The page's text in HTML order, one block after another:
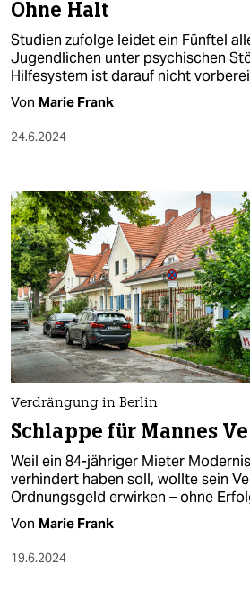
wahrheit
verlag
verlag
shop
fragen & hilfe
unterstützen
abo
genossenschaft
Ohne Halt
Studien zufolge leidet ein Fünftel
Jugendlichen unter psychischen
Hilfesystem ist darauf nicht
Von Marie Frank
24.6.2024
Verdrängung in Berlin
Schlappe für Mannes
Weil ein 84-jähriger Mieter
verhindert haben soll, wollte sein
Ordnungsgeld erwirken – ohne
Von Marie Frank
19.6.2024